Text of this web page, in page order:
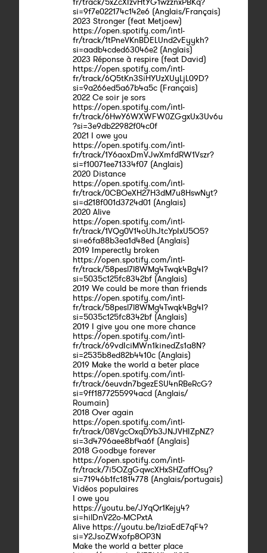
si=9f7e022174c142e6 (Anglais/Français)
2023 Stronger (feat Metjoew)
https://open.spotify.com/intl-
fr/track/1tPneVKnBDELUnd2vEyykh?
si=aadb4cded63046e2 (Anglais)
2023 Réponse à respire (feat David)
https://open.spotify.com/intl-
fr/track/6Q5tKn3SiHYUzXUyLjL09D?
si=9a266ed5a67b4a5c (Français)
2022 Ce soir je sors
https://open.spotify.com/intl-
fr/track/6HwY6WXWFW0ZGgxUx3Uv6u
?si=3e9db22982f04c0f
2021 I owe you
https://open.spotify.com/intl-
fr/track/1Y6aoxDmVJwXmfdRW1Vszr?
si=f10071ee71334f07 (Anglais)
2020 Distance
https://open.spotify.com/intl-
fr/track/0CBOeXH27H3dM7u8HswNyt?
si=d218f001d3724d01 (Anglais)
2020 Alive
https://open.spotify.com/intl-
fr/track/1VQg0V14oUhJtcYpIxU5O5?
si=e6fa88b3ea1d48ed (Anglais)
2019 Imperectly broken
https://open.spotify.com/intl-
fr/track/58pesl7l8WMg4Twqk4Bg4I?
si=5035c125fc8342bf (Anglais)
2019 We could be more than friends
https://open.spotify.com/intl-
fr/track/58pesl7l8WMg4Twqk4Bg4I?
si=5035c125fc8342bf (Anglais)
2019 I give you one more chance
https://open.spotify.com/intl-
fr/track/69vdIciMWn1kinedZs1a8N?
si=2535b8ed82b4410c (Anglais)
2019 Make the world a beter place
https://open.spotify.com/intl-
fr/track/6euvdn7bgezESU4nRBeRcG?
si=9ff1877255994acd (Anglais/
Roumain)
2018 Over again
https://open.spotify.com/intl-
fr/track/08VgcOxqDYb3JNJVHIZpNZ?
si=3d4796aee8bf4a6f (Anglais)
2018 Goodbye forever
https://open.spotify.com/intl-
fr/track/7i5OZgGqwcXHxSHZaffOsy?
si=71946b1fc1814778 (Anglais/portugais)
Vidéos populaires
I owe you
https://youtu.be/JYqQr1Kejy4?
si=hilDnV22o-MCPxtA
Alive https://youtu.be/IziaEdE7qF4?
si=Y2JsoZWxofp8OP3N
Make the world a better place